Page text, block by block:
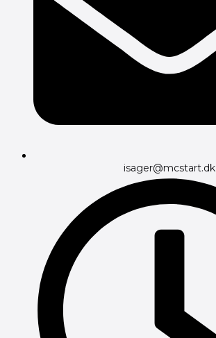
isager@mcstart.dk